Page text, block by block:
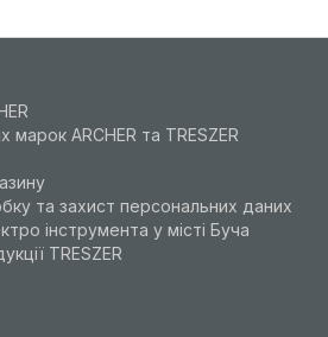
марок ARCHER та TRESZER
та захист персональних даних
інструмента у місті Буча
TRESZER